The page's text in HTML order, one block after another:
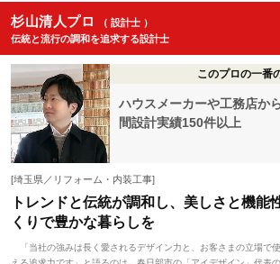
杉山清人プロ
（ 設計士 ）
伝統と流行の調和を追求する設計士
このプロの一番
ハウスメーカーや工務店か
間設計実績150件以上
[埼玉県／リフォーム・内装工事]
トレンドと伝統が調和し、美しさと機能
くりで豊かな暮らしを
「当社の強みは長く愛されるデザイン力と、お客さまの立場で